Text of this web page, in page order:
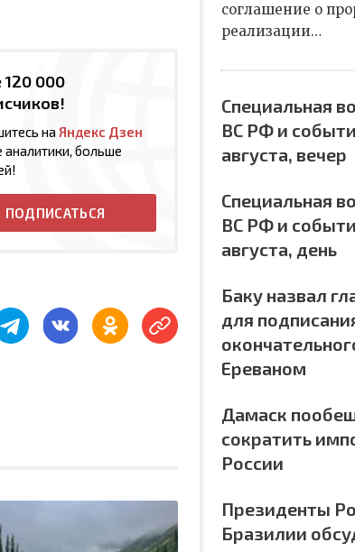
120 000
на Яндекс Дзен
больше
ПОДПИСАТЬСЯ
соглашение о
реализации…
Специальная
ВС РФ и
августа, вечер
Специальная
ВС РФ и
августа, день
Баку назвал
для
Ереваном
Дамаск
сократить
России
Президенты
Бразилии